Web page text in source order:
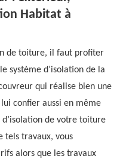
Habitat à
de toiture, il faut profiter
système d’isolation de la
qui réalise bien une
confier aussi en même
de votre toiture
tels travaux, vous
alors que les travaux